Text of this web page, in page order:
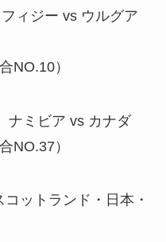
ィジー vs ウルグア
）
ナミビア vs カナダ
）
ットランド・日本・